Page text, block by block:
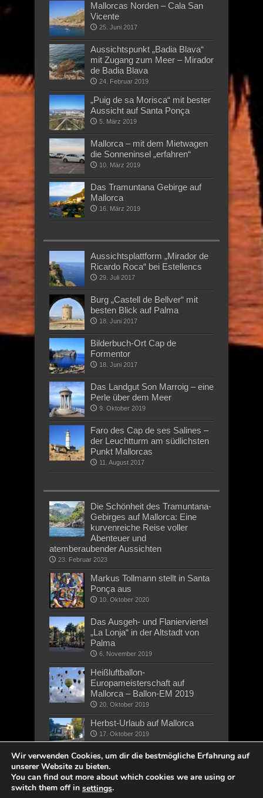
Mallorcas Norden – Cala San
Vicente
25. Juni 2017
Aussichtspunkt „Badia Blava“
mit Zugang zum Meer – Mirador
de Badia Blava
24. Februar 2019
„Puig de sa Morisca“ mit bester
Aussicht auf Santa Ponça
5. März 2019
Mallorca – mit dem Mietwagen
die Sonneninsel „erfahren“
10. März 2019
Das Tramuntana Gebirge auf
Mallorca
16. März 2019
Aussichtsplattform „Mirador de
Ricardo Roca“ bei Estellencs
29. Juli 2017
Burg „Castell de Bellver“ mit
besten Blick auf Palma
18. Juni 2017
Bilderbuch-Ort Cap de
Formentor
18. Juni 2017
Das Landgut Son Marroig – eine
Perle über dem Meer
9. Oktober 2019
Faro des Cap de ses Salines –
der Leuchtturm am südlichsten
Punkt Mallorcas
11. August 2017
Die Schönheit des Tramuntana-
Gebirges auf Mallorca: Eine
kurvenreiche Reise voller
Abenteuer und
atemberaubender Aussichten
23. Februar 2023
Markus Tollmann stellt in Santa
Ponça aus
10. Oktober 2020
Das Ausgeh- und Flanierviertel
„La Lonja“ in der Altstadt von
Palma
6. November 2019
Heißluftballon-
Europameisterschaft auf
Mallorca – Ballon-EM 2019
20. Oktober 2019
Herbst-Urlaub auf Mallorca
17. Oktober 2019
Wir verwenden Cookies, um dir die bestmögliche Erfahrung auf
unserer Website zu bieten.
You can find out more about which cookies we are using or
switch them off in settings.